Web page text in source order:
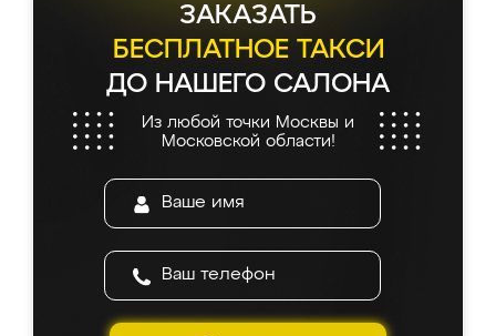
ЗАКАЗАТЬ
БЕСПЛАТНОЕ ТАКСИ
ДО НАШЕГО САЛОНА
Из любой точки Москвы и
Московской области!